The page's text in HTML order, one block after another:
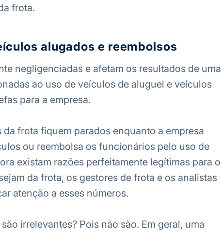
frota.
alugados e reembolsos
negligenciadas e afetam os resultados de uma
ao uso de veículos de aluguel e veículos
para a empresa.
frota fiquem parados enquanto a empresa
ou reembolsa os funcionários pelo uso de
existam razões perfeitamente legítimas para o
da frota, os gestores de frota e os analistas
atenção a esses números.
irrelevantes? Pois não são. Em geral, uma